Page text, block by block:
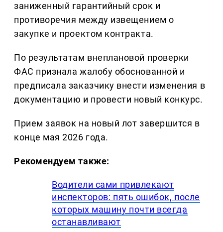
заниженный гарантийный срок и
противоречия между извещением о
закупке и проектом контракта.
По результатам внеплановой проверки
ФАС признала жалобу обоснованной и
предписала заказчику внести изменения в
документацию и провести новый конкурс.
Прием заявок на новый лот завершится в
конце мая 2026 года.
Рекомендуем также:
Водители сами привлекают
инспекторов: пять ошибок, после
которых машину почти всегда
останавливают